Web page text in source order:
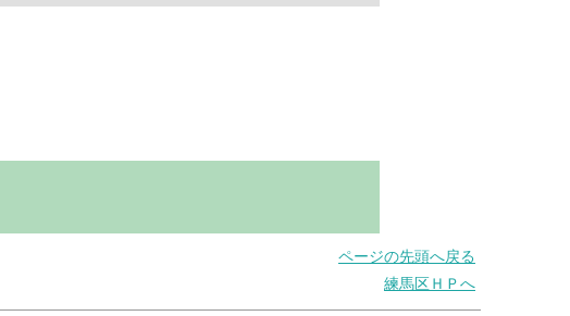
ページの先頭へ戻る
練馬区ＨＰへ